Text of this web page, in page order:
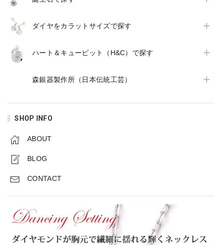
ダイヤをカラットサイズで探す
ハート＆キューピット（H&C）で探す
森銀器製作所（日本伝統工芸）
SHOP INFO
ABOUT
BLOG
CONTACT